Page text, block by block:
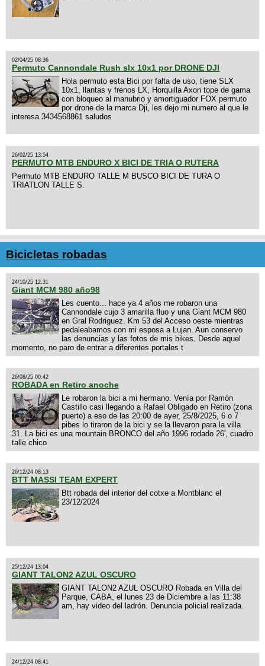
02/04/25 08:36
Permuto Cannondale Rush slx 10x1 por DRONE DJI
Hola permuto esta Bici por falta de uso, tiene SLX
10x1, llantas y frenos LX, Horquilla Axon tope de gama
con bloqueo al manubrio y amortiguador FOX permuto
por drone de la marca Dji, les dejo mi numero al que le
interesa 3434568861 saludos
26/02/25 13:54
PERMUTO MTB ENDURO X BICI DE TRIA O RUTERA
Permuto MTB ENDURO TALLE M BUSCO BICI DE TURA O
TRIATLON TALLE S.
Bicicletas robadas
24/10/25 12:31
Giant MCM 980 año98
Les cuento... hace ya 4 años me robaron una
Cannondale cujo 3 amarilla fluo y una Giant MCM 980
en Gral Rodriguez. Km 53 del Acceso oeste mientras
pedaleabamos con mi esposa a Lujan. Aun conservo
las denuncias y las fotos de mis bikes. Desde aquel
momento, no paro de entrar a diferentes portales t
26/08/25 00:42
ROBADA en Retiro anoche
Le robaron la bici a mi hermano. Venía por Ramón
Castillo casi llegando a Rafael Obligado en Retiro (zona
puerto) a eso de las 20:00 de ayer, 25/8/2025, 6 o 7
pibes lo tiraron de la bici y se la llevaron para la villa
31. La bici es una mountain BRONCO del año 1996 rodado 26', cuadro
talle chico
26/12/24 08:13
BTT MASSI TEAM EXPERT
Btt robada del interior del cotxe a Montblanc el
23/12/2024
25/12/24 13:04
GIANT TALON2 AZUL OSCURO
GIANT TALON2 AZUL OSCURO Robada en Villa del
Parque, CABA, el lunes 23 de Diciembre a las 11:38
am, hay video del ladrón. Denuncia policial realizada.
24/12/24 08:41